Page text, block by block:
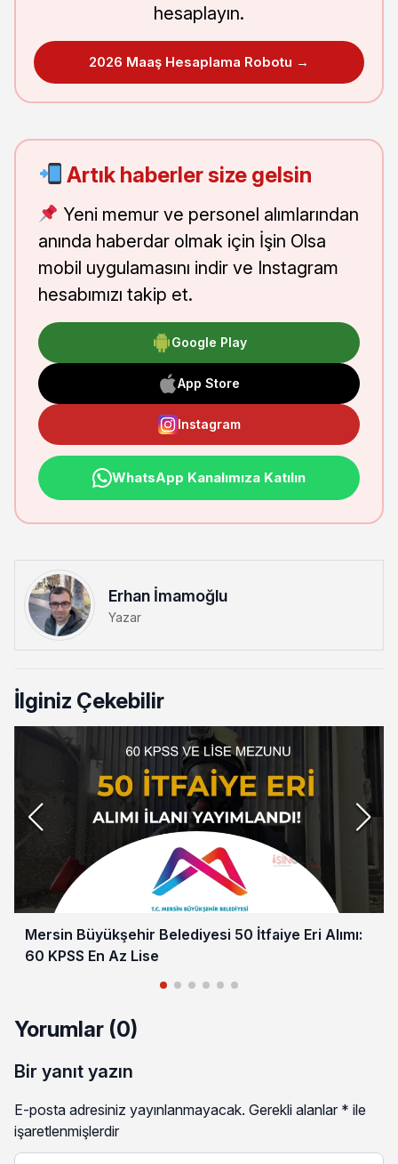
hesaplayın.
2026 Maaş Hesaplama Robotu →
Artık haberler size gelsin
Yeni memur ve personel alımlarından
anında haberdar olmak için İşin Olsa
mobil uygulamasını indir ve Instagram
hesabımızı takip et.
Google Play
App Store
Instagram
WhatsApp Kanalımıza Katılın
Erhan İmamoğlu
Yazar
İlginiz Çekebilir
Mersin Büyükşehir Belediyesi 50 İtfaiye Eri Alımı:
60 KPSS En Az Lise
Yorumlar (0)
Bir yanıt yazın
E-posta adresiniz yayınlanmayacak. Gerekli alanlar * ile
işaretlenmişlerdir